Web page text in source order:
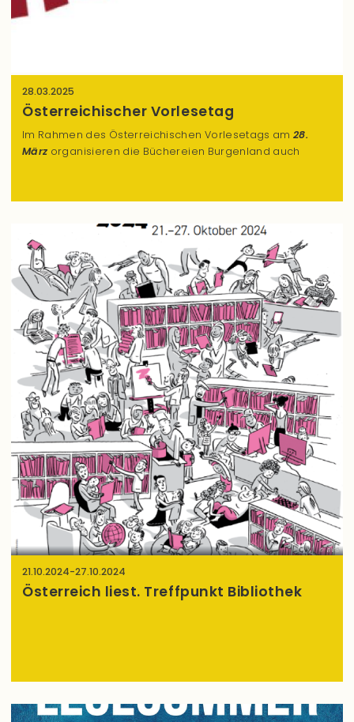
28.03.2025
Österreichischer Vorlesetag
Im Rahmen des Österreichischen Vorlesetags am 28.
März organisieren die Büchereien Burgenland auch
BVÖ
21.10.2024-27.10.2024
Österreich liest. Treffpunkt Bibliothek